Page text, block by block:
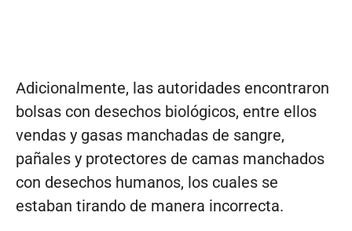
Adicionalmente, las autoridades encontraron
bolsas con desechos biológicos, entre ellos
vendas y gasas manchadas de sangre,
pañales y protectores de camas manchados
con desechos humanos, los cuales se
estaban tirando de manera incorrecta.